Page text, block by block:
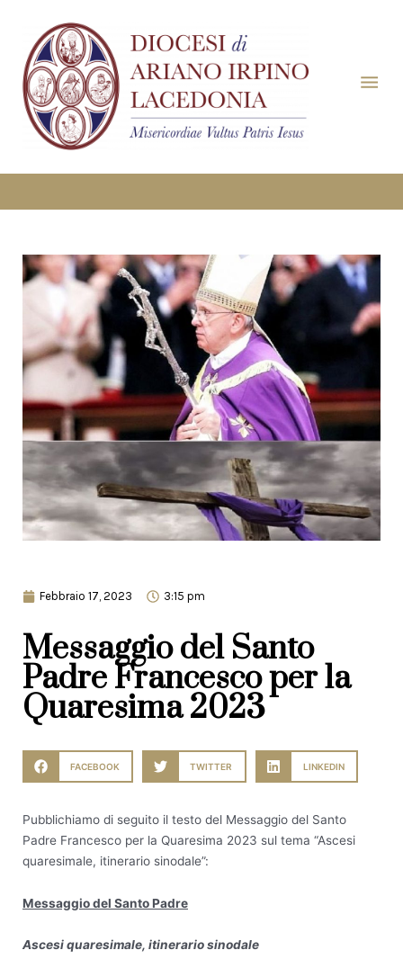
Febbraio 17, 2023 3:15 pm
Messaggio del Santo
Padre Francesco per la
Quaresima 2023
FACEBOOK TWITTER LINKEDIN
Pubblichiamo di seguito il testo del Messaggio del Santo
Padre Francesco per la Quaresima 2023 sul tema “Ascesi
quaresimale, itinerario sinodale”:
Messaggio del Santo Padre
Ascesi quaresimale, itinerario sinodale